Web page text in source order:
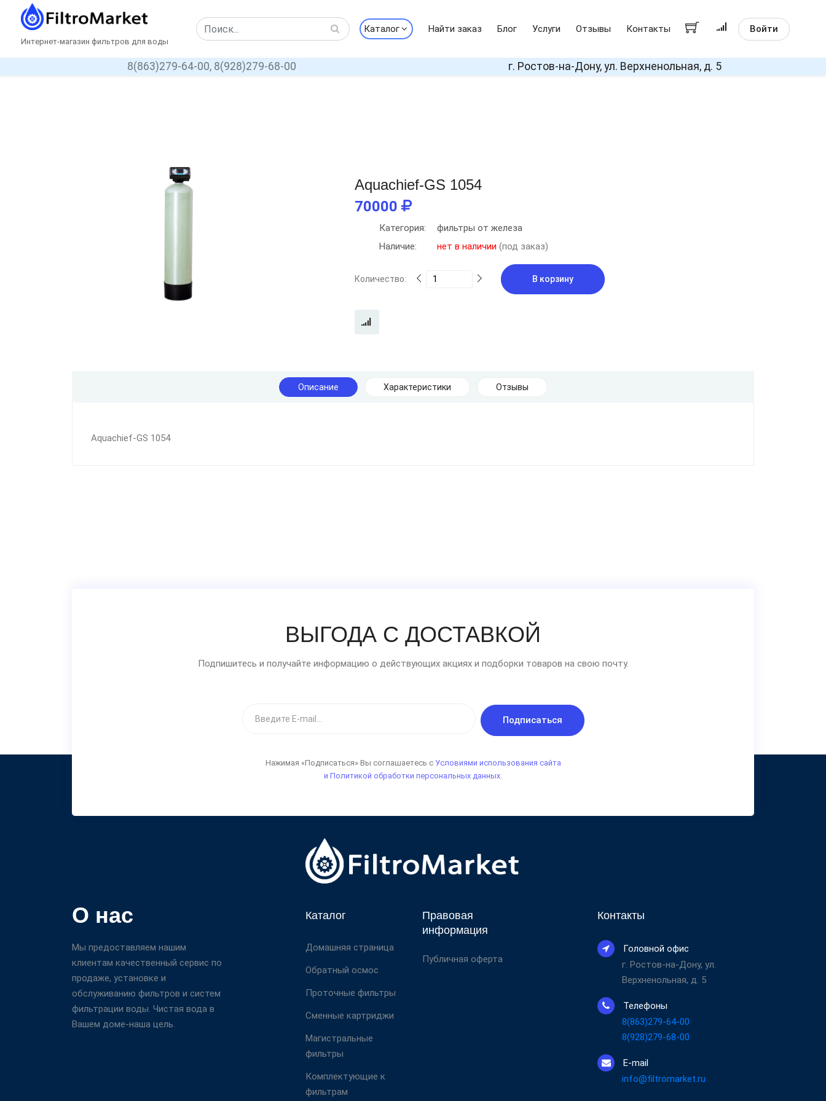
Интернет-магазин фильтров для воды
Каталог Найти заказ Блог Услуги Отзывы Контакты Войти
8(863)279-64-00, 8(928)279-68-00 г. Ростов-на-Дону, ул. Верхненольная, д. 5
Aquachief-GS 1054
70000
Категория:
фильтры от железа
Наличие:
нет в наличии (под заказ)
Количество: В корзину
Описание Характеристики Отзывы
Aquachief-GS 1054
ВЫГОДА С ДОСТАВКОЙ
Подпишитесь и получайте информацию о действующих акциях и подборки товаров на свою почту.
Подписаться
Нажимая «Подписаться» Вы соглашаетесь с Условиями использования сайта
и Политикой обработки персональных данных.
О нас
Мы предоставляем нашим
клиентам качественный сервис по
продаже, установке и
обслуживанию фильтров и систем
фильтрации воды. Чистая вода в
Вашем доме-наша цель.
Каталог
Домашняя страница
Обратный осмос
Проточные фильтры
Сменные картриджи
Магистральные
фильтры
Комплектующие к
фильтрам
Правовая
информация
Публичная оферта
Контакты
Головной офис
г. Ростов-на-Дону, ул.
Верхненольная, д. 5
Телефоны
8(863)279-64-00
8(928)279-68-00
E-mail
info@filtromarket.ru